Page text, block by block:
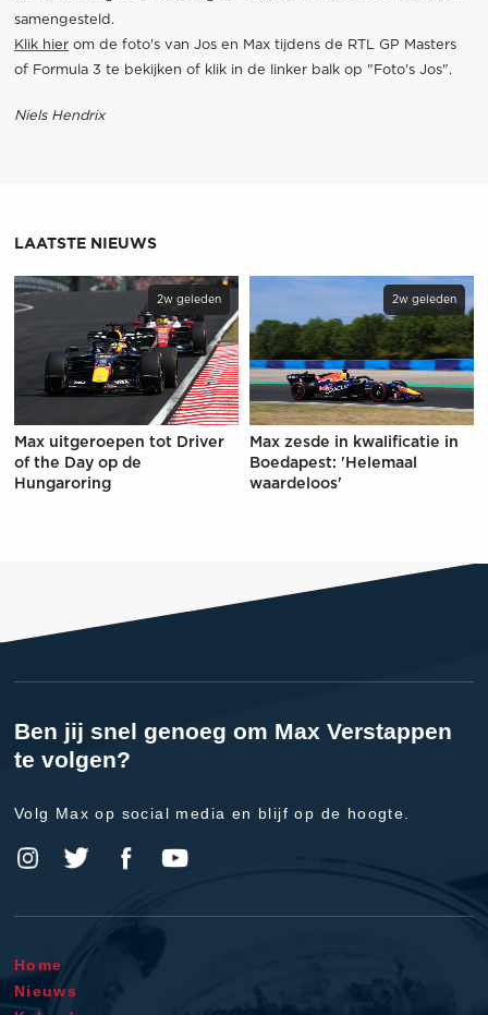
samengesteld.
Klik hierom de foto's van Jos en Max tijdens de RTL GP Masters
of Formula 3 te bekijken of klik in de linker balk op "Foto's Jos".
Niels Hendrix
LAATSTE NIEUWS
2w geleden
Max uitgeroepen tot Driver
of the Day op de
Hungaroring
2w geleden
Max zesde in kwalificatie in
Boedapest: 'Helemaal
waardeloos'
Ben jij snel genoeg om Max Verstappen
te volgen?
Volg Max op social media en blijf op de hoogte.
Home
Nieuws